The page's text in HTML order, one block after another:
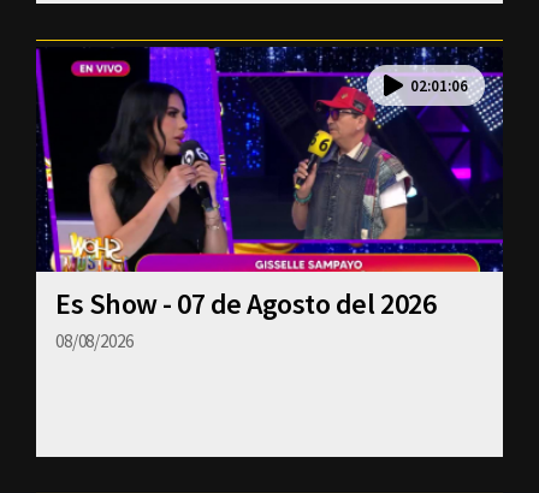
02:01:06
Es Show - 07 de Agosto del 2026
08/08/2026